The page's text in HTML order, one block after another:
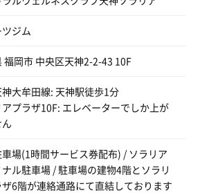
ジム
福岡市 中央区天神2-2-43 10F
大牟田線: 天神駅徒歩1分
アプラザ10F: エレベーターでしか上が
場(1時間サービス券配布) / ソラリア
ル駐車場 / 駐車場の建物4階とソラリ
6階が連絡通路にて直結しております